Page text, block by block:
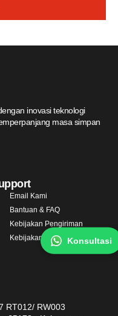
inovasi teknologi
masa simpan
Email Kami
Bantuan & FAQ
Kebijakan Pengiriman
Kebijakan Garansi
RT012/ RW003
Konsultasi